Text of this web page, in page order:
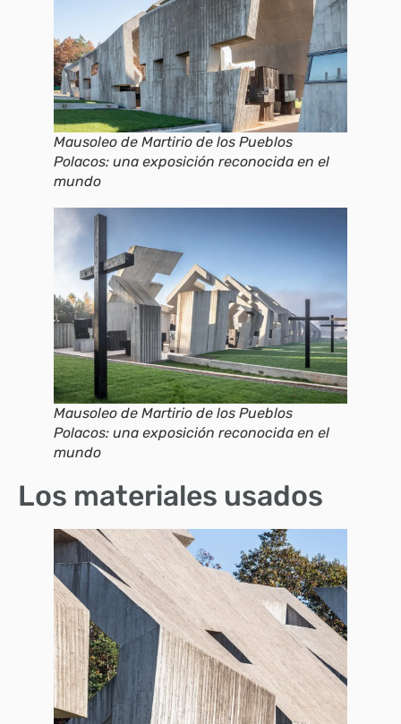
Mausoleo de Martirio de los Pueblos
Polacos: una exposición reconocida en el
mundo
Mausoleo de Martirio de los Pueblos
Polacos: una exposición reconocida en el
mundo
Los materiales usados